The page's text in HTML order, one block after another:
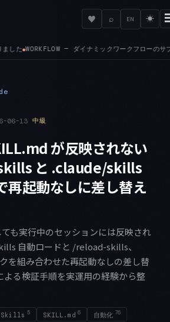
♥ ⌕ EN ☀
サブエージェントは、セッションの権限モードに
06-13 中級
が反映されない
と .claude/skills
再起動なしに差し替え
も実行中のセッションには反映され
自動ロードと /reload-skills、
を組み合わせた再起動なしの差し替
よる検証手順を実運用の経験から整
Skills 5 SKILL.md 6 自動化 76